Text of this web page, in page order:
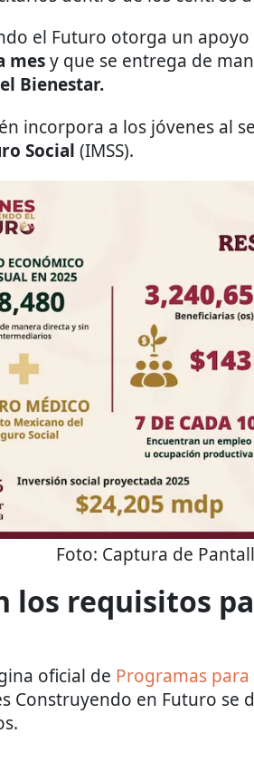
el Futuro otorga un
mesy que se entrega de
Bienestar.
incorpora a los jóvenes al
Social (IMSS).
Foto: Captura de
los requisitos
oficial de Programas para
Construyendo en Futuro se